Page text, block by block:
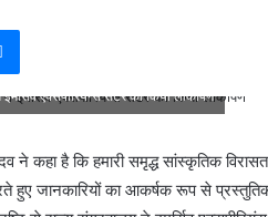
Messenger
एक्सपीरियन्स सेंटर का किया लोकार्पण
ने कहा है कि हमारी समृद्ध सांस्कृतिक
हुए जानकारियों का आकर्षक रूप से